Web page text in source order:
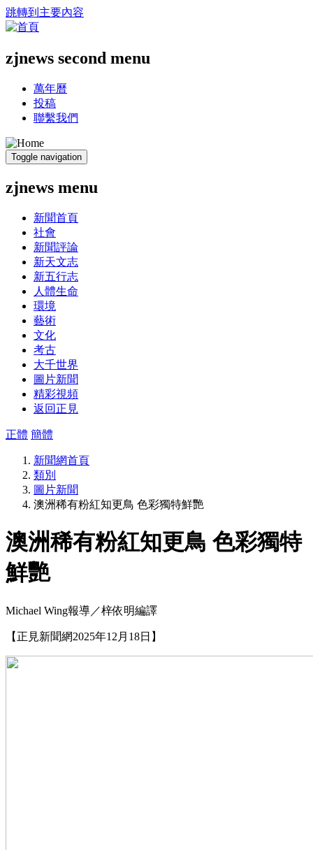
跳轉到主要內容
zjnews second menu
萬年曆
投稿
聯繫我們
Toggle navigation
zjnews menu
新聞首頁
社會
新聞評論
新天文志
新五行志
人體生命
環境
藝術
文化
考古
大千世界
圖片新聞
精彩視頻
返回正見
正體 簡體
新聞網首頁
類別
圖片新聞
澳洲稀有粉紅知更鳥 色彩獨特鮮艷
澳洲稀有粉紅知更鳥 色彩獨特
鮮艷
Michael Wing報導／梓依明編譯
【正見新聞網2025年12月18日】